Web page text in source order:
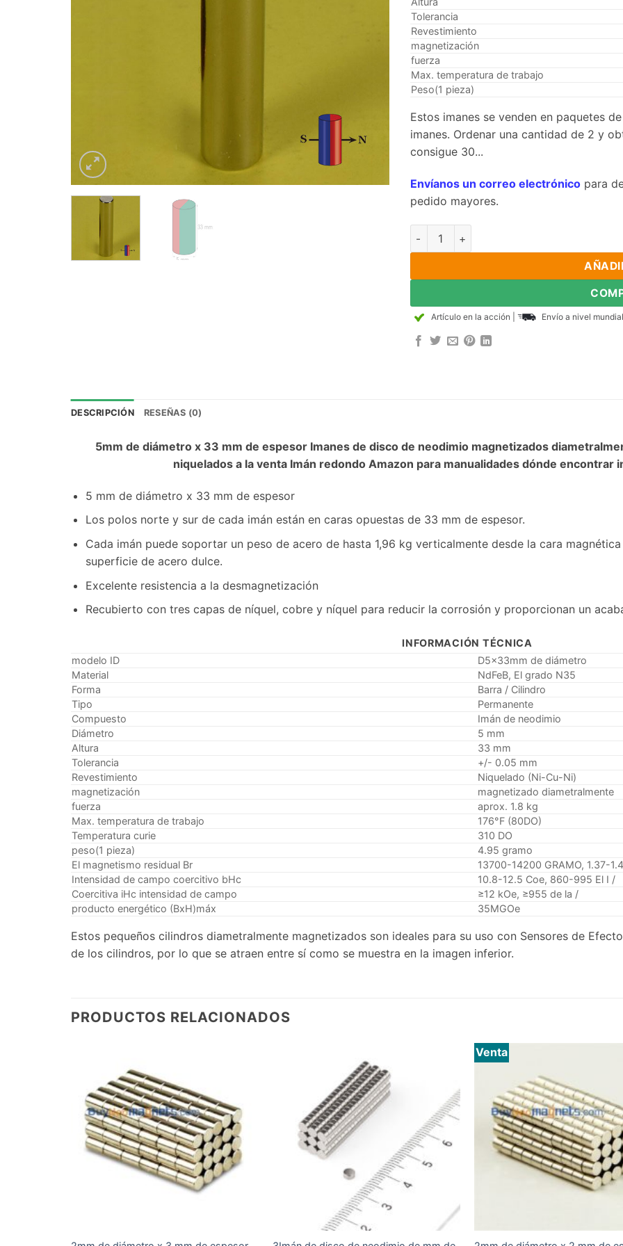
Tolerancia
Revestimiento
magnetización
fuerza
Max. temperatura de trabajo
Peso(1 pieza)
Estos imanes se venden en paquetes
imanes. Ordenar una cantidad de 2 y
consigue 30...
Envíanos un correo electrónicopara
pedido mayores.
5Imán de disco diametralmente
Artículo en la acción Envío a nivel
DESCRIPCIÓN RESEÑAS (0)
5mm de diámetro x 33 mm de espesor Imanes de disco de neodimio magnetizados
niquelados a la venta Imán redondo Amazon para manualidades dónde encontrar
5 mm de diámetro x 33 mm de espesor
Los polos norte y sur de cada imán están en caras opuestas de 33 mm de espesor.
Cada imán puede soportar un peso de acero de hasta 1,96 kg verticalmente desde la cara
superficie de acero dulce.
Excelente resistencia a la desmagnetización
Recubierto con tres capas de níquel, cobre y níquel para reducir la corrosión y proporcionan un
INFORMACIÓN TÉCNICA
modelo ID
D5x33mm de diámetro
Material
NdFeB, El grado N35
Forma
Barra / Cilindro
Tipo
Permanente
Compuesto
Imán de neodimio
Diámetro
5 mm
Altura
33 mm
Tolerancia
+/- 0.05 mm
Revestimiento
Niquelado (Ni-Cu-Ni)
magnetización
magnetizado diametralmente
fuerza
aprox. 1.8 kg
Max. temperatura de trabajo
176°F (80DO)
Temperatura curie
310 DO
peso(1 pieza)
4.95 gramo
El magnetismo residual Br
13700-14200 GRAMO, 1.37-
Intensidad de campo coercitivo bHc
10.8-12.5 Coe, 860-995 El I /
Coercitiva iHc intensidad de campo
≥12 kOe, ≥955 de la /
producto energético (BxH)máx
35MGOe
Estos pequeños cilindros diametralmente magnetizados son ideales para su uso con Sensores de
de los cilindros, por lo que se atraen entre sí como se muestra en la imagen inferior.
PRODUCTOS RELACIONADOS
Venta